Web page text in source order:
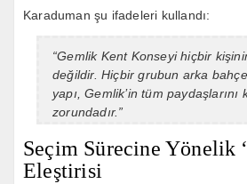
Karaduman şu ifadeleri kullandı:
“Gemlik Kent Konseyi hiçbir
değildir. Hiçbir grubun arka
yapı, Gemlik’in tüm paydaşlarını
zorundadır.”
Seçim Sürecine Yönelik
Eleştirisi